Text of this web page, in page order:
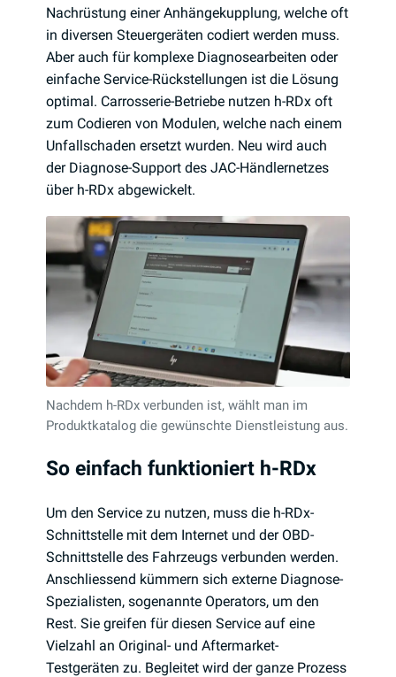
Nachrüstung einer Anhängekupplung, welche oft
in diversen Steuergeräten codiert werden muss.
Aber auch für komplexe Diagnosearbeiten oder
einfache Service-Rückstellungen ist die Lösung
optimal. Carrosserie-Betriebe nutzen h-RDx oft
zum Codieren von Modulen, welche nach einem
Unfallschaden ersetzt wurden. Neu wird auch
der Diagnose-Support des JAC-Händlernetzes
über h-RDx abgewickelt.
Nachdem h-RDx verbunden ist, wählt man im
Produktkatalog die gewünschte Dienstleistung aus.
So einfach funktioniert h-RDx
Um den Service zu nutzen, muss die h-RDx-
Schnittstelle mit dem Internet und der OBD-
Schnittstelle des Fahrzeugs verbunden werden.
Anschliessend kümmern sich externe Diagnose-
Spezialisten, sogenannte Operators, um den
Rest. Sie greifen für diesen Service auf eine
Vielzahl an Original- und Aftermarket-
Testgeräten zu. Begleitet wird der ganze Prozess